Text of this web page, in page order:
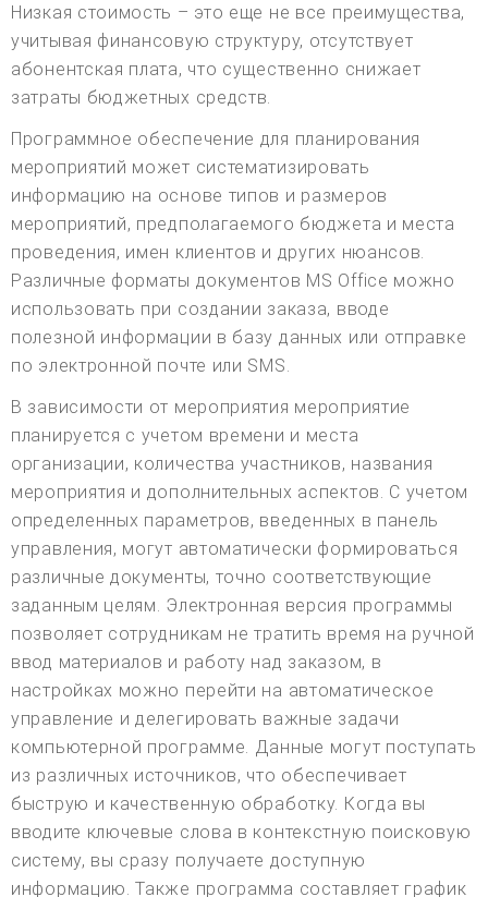
Низкая стоимость – это еще не все преимущества,
учитывая финансовую структуру, отсутствует
абонентская плата, что существенно снижает
затраты бюджетных средств.
Программное обеспечение для планирования
мероприятий может систематизировать
информацию на основе типов и размеров
мероприятий, предполагаемого бюджета и места
проведения, имен клиентов и других нюансов.
Различные форматы документов MS Office можно
использовать при создании заказа, вводе
полезной информации в базу данных или отправке
по электронной почте или SMS.
В зависимости от мероприятия мероприятие
планируется с учетом времени и места
организации, количества участников, названия
мероприятия и дополнительных аспектов. С учетом
определенных параметров, введенных в панель
управления, могут автоматически формироваться
различные документы, точно соответствующие
заданным целям. Электронная версия программы
позволяет сотрудникам не тратить время на ручной
ввод материалов и работу над заказом, в
настройках можно перейти на автоматическое
управление и делегировать важные задачи
компьютерной программе. Данные могут поступать
из различных источников, что обеспечивает
быструю и качественную обработку. Когда вы
вводите ключевые слова в контекстную поисковую
систему, вы сразу получаете доступную
информацию. Также программа составляет график